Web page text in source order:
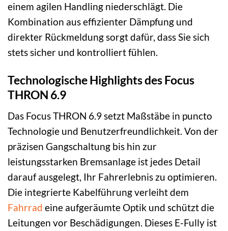
einem agilen Handling niederschlägt. Die
Kombination aus effizienter Dämpfung und
direkter Rückmeldung sorgt dafür, dass Sie sich
stets sicher und kontrolliert fühlen.
Technologische Highlights des Focus
THRON 6.9
Das Focus THRON 6.9 setzt Maßstäbe in puncto
Technologie und Benutzerfreundlichkeit. Von der
präzisen Gangschaltung bis hin zur
leistungsstarken Bremsanlage ist jedes Detail
darauf ausgelegt, Ihr Fahrerlebnis zu optimieren.
Die integrierte Kabelführung verleiht dem
Fahrrad eine aufgeräumte Optik und schützt die
Leitungen vor Beschädigungen. Dieses E-Fully ist